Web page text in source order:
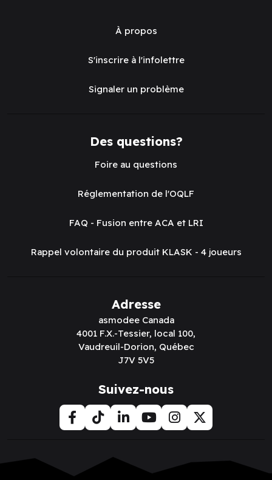
À propos
S'inscrire à l'infolettre
Signaler un problème
Des questions?
Foire au questions
Réglementation de l'OQLF
FAQ - Fusion entre ACA et LRI
Rappel volontaire du produit KLASK - 4 joueurs
Adresse
asmodee Canada
4001 F.X.-Tessier, local 100,
Vaudreuil-Dorion, Québec
J7V 5V5
Suivez-nous